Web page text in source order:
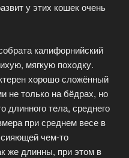
у этих кошек очень
калифорнийский
мягкую походку.
хорошо сложённый
не только на бёдрах, но
длинного тела, среднего
при среднем весе в
чем-то
же длинны, при этом в